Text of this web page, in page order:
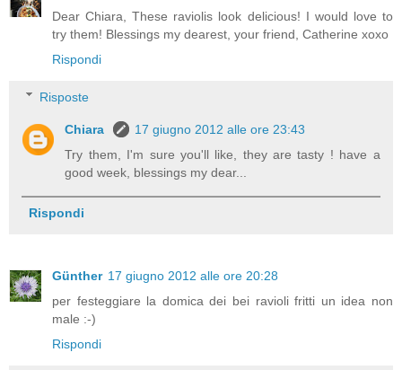
Dear Chiara, These raviolis look delicious! I would love to
try them! Blessings my dearest, your friend, Catherine xoxo
Rispondi
Risposte
Chiara
17 giugno 2012 alle ore 23:43
Try them, I'm sure you'll like, they are tasty ! have a
good week, blessings my dear...
Rispondi
Günther 17 giugno 2012 alle ore 20:28
per festeggiare la domica dei bei ravioli fritti un idea non
male :-)
Rispondi